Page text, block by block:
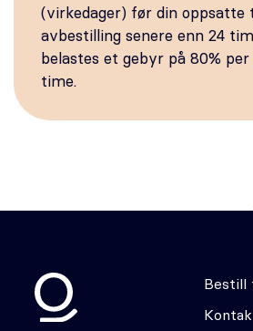
(virkedager) før din oppsatte
avbestilling senere enn 24
belastes et gebyr på 80%
time.
Bestill